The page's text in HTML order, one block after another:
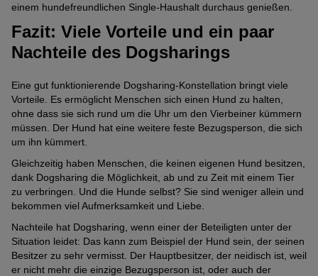
einem hundefreundlichen Single-Haushalt durchaus genießen.
Fazit: Viele Vorteile und ein paar
Nachteile des Dogsharings
Eine gut funktionierende Dogsharing-Konstellation bringt viele
Vorteile. Es ermöglicht Menschen sich einen Hund zu halten,
ohne dass sie sich rund um die Uhr um den Vierbeiner kümmern
müssen. Der Hund hat eine weitere feste Bezugsperson, die sich
um ihn kümmert.
Gleichzeitig haben Menschen, die keinen eigenen Hund besitzen,
dank Dogsharing die Möglichkeit, ab und zu Zeit mit einem Tier
zu verbringen. Und die Hunde selbst? Sie sind weniger allein und
bekommen viel Aufmerksamkeit und Liebe.
Nachteile hat Dogsharing, wenn einer der Beteiligten unter der
Situation leidet: Das kann zum Beispiel der Hund sein, der seinen
Besitzer zu sehr vermisst. Der Hauptbesitzer, der neidisch ist, weil
er nicht mehr die einzige Bezugsperson ist, oder auch der